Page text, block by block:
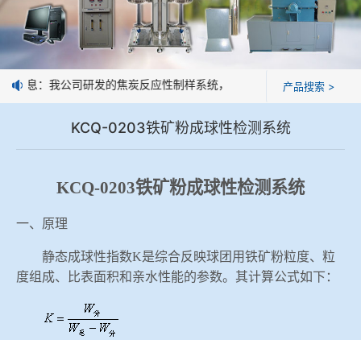
焦化行业检测及优化配煤设备
球团矿/烧结矿/块矿高温冶金性能检测系统
烧结/球团优化配矿研究设备
高炉配吹煤检测设备
冶金渣、保护渣等高温物性检测设备
矿石、焦炭物理检测及制样设备
工业分析、测硫仪等
企业业绩
技术交流
乐鱼官方网站-乐鱼(中国)
消息：我公司研发的焦炭反应性制样系统，全部制样过程机械化操作
产品搜索 >
KCQ-0203铁矿粉成球性检测系统
KCQ-0203铁矿粉成球性检测系统
一、原理
静态成球性指数K是综合反映球团用铁矿粉粒度、粒
度组成、比表面积和亲水性能的参数。其计算公式如下：